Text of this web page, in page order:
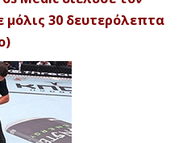
μόλις 30 δευτερόλεπτα